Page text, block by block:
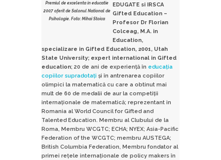
Premiul de excelenta in educatie
2007 oferit de Salonul National de
Psihologie. Foto: Mihai Stoica
EDUGATE si IRSCA
Gifted Education –
Profesor Dr Florian
Colceag, M.A. in
Education,
specializare in Gifted Education, 2001, Utah
State University; expert international in Gifted
education; 20 de ani de experiență în educația
copiilor supradotați și în antrenarea copiilor
olimpici la matematică cu care a obtinut mai
mult de 60 de medalii de aur la competiții
internaționale de matematică; reprezentant in
Romania al World Council for Gifted and
Talented Education. Membru al Clubului de la
Roma, Membru WCGTC; ECHA; NYEX; Asia-Pacific
Federation of the WCGTC; membru AUSTEGA;
British Columbia Federation, Membru fondator al
primei reţele internaţionale de policy makers în